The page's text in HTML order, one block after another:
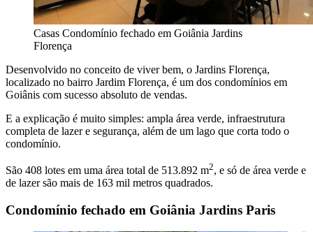
Casas Condomínio fechado em Goiânia Jardins
Florença
Desenvolvido no conceito de viver bem, o Jardins Florença,
localizado no bairro Jardim Florença, é um dos condomínios em
Goiânis com sucesso absoluto de vendas.
E a explicação é muito simples: ampla área verde, infraestrutura
completa de lazer e segurança, além de um lago que corta todo o
condomínio.
São 408 lotes em uma área total de 513.892 m2, e só de área verde e
de lazer são mais de 163 mil metros quadrados.
Condomínio fechado em Goiânia Jardins Paris